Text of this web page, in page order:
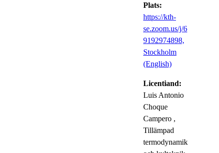
Plats:
https://kth-
se.zoom.us/j/6
9192974898,
Stockholm
(English)
Licentiand:
Luis Antonio
Choque
Campero ,
Tillämpad
termodynamik